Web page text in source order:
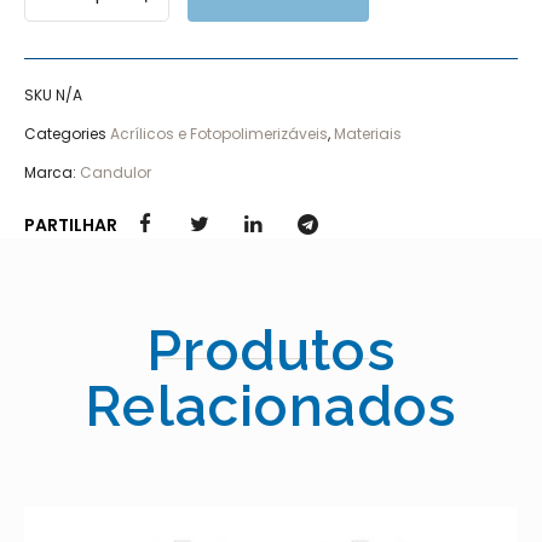
SKU N/A
Categories Acrílicos e Fotopolimerizáveis, Materiais
Marca: Candulor
PARTILHAR
Produtos
Relacionados